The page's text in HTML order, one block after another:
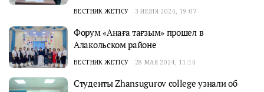
ВЕСТНИК ЖЕТІСУ 3 ИЮНЯ 2024, 19:07
Форум «Анаға тағзым» прошел в
Алакольском районе
ВЕСТНИК ЖЕТІСУ 28 МАЯ 2024, 11:14
Студенты Zhansugurov college узнали об